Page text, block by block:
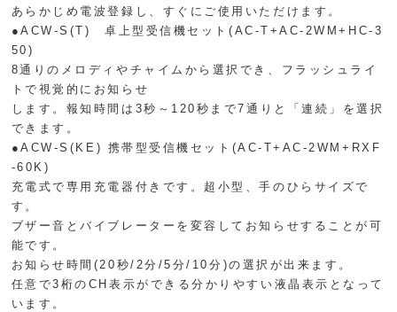
あらかじめ電波登録し、すぐにご使用いただけます。
●ACW-S(T) 卓上型受信機セット(AC-T+AC-2WM+HC-3
50)
8通りのメロディやチャイムから選択でき、フラッシュライ
トで視覚的にお知らせ
します。報知時間は3秒～120秒まで7通りと「連続」を選択
できます。
●ACW-S(KE) 携帯型受信機セット(AC-T+AC-2WM+RXF
-60K)
充電式で専用充電器付きです。超小型、手のひらサイズで
す。
ブザー音とバイブレーターを変容してお知らせすることが可
能です。
お知らせ時間(20秒/2分/5分/10分)の選択が出来ます。
任意で3桁のCH表示ができる分かりやすい液晶表示となって
います。